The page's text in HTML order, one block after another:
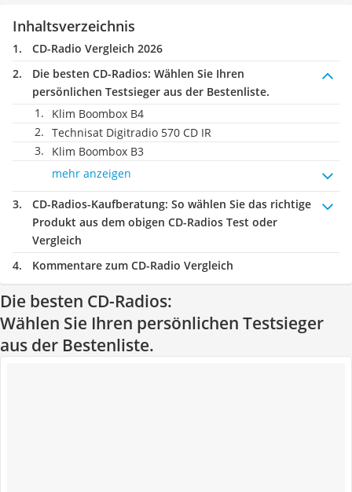
Inhaltsverzeichnis
CD-Radio Vergleich 2026
Die besten CD-Radios: Wählen Sie Ihren
persönlichen Testsieger aus der Bestenliste.
Klim Boombox B4
Technisat Digitradio 570 CD IR
Klim Boombox B3
mehr anzeigen
CD-Radios-Kaufberatung: So wählen Sie das richtige
Produkt aus dem obigen CD-Radios Test oder
Vergleich
Kommentare zum CD-Radio Vergleich
Die besten CD-Radios:
Wählen Sie Ihren persönlichen Testsieger
aus der Bestenliste.